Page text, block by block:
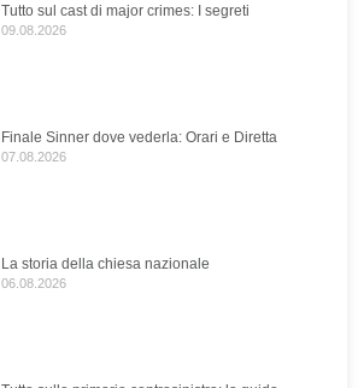
Tutto sul cast di major crimes: I segreti
09.08.2026
Finale Sinner dove vederla: Orari e Diretta
07.08.2026
La storia della chiesa nazionale
06.08.2026